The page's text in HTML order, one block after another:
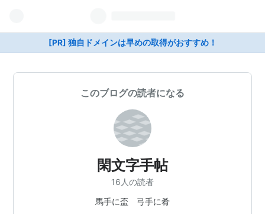
[PR] 独自ドメインは早めの取得がおすすめ！
このブログの読者になる
閑文字手帖
16人の読者
馬手に盃 弓手に肴